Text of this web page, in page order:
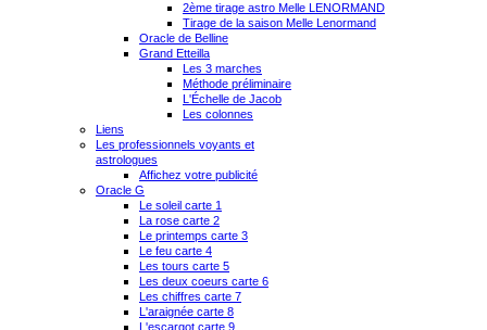
2ème tirage astro Melle LENORMAND
Tirage de la saison Melle Lenormand
Oracle de Belline
Grand Etteilla
Les 3 marches
Méthode préliminaire
L'Échelle de Jacob
Les colonnes
Liens
Les professionnels voyants et
astrologues
Affichez votre publicité
Oracle G
Le soleil carte 1
La rose carte 2
Le printemps carte 3
Le feu carte 4
Les tours carte 5
Les deux coeurs carte 6
Les chiffres carte 7
L'araignée carte 8
L'escargot carte 9